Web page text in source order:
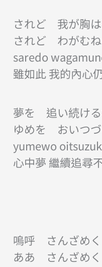
されど 我が胸は
されど わがむね
saredo
雖如此 我的內心
夢を 追い続ける
ゆめを おいつづ
yumewo
心中夢 繼續追尋
嗚呼 さんざめ
ああ さんざめ